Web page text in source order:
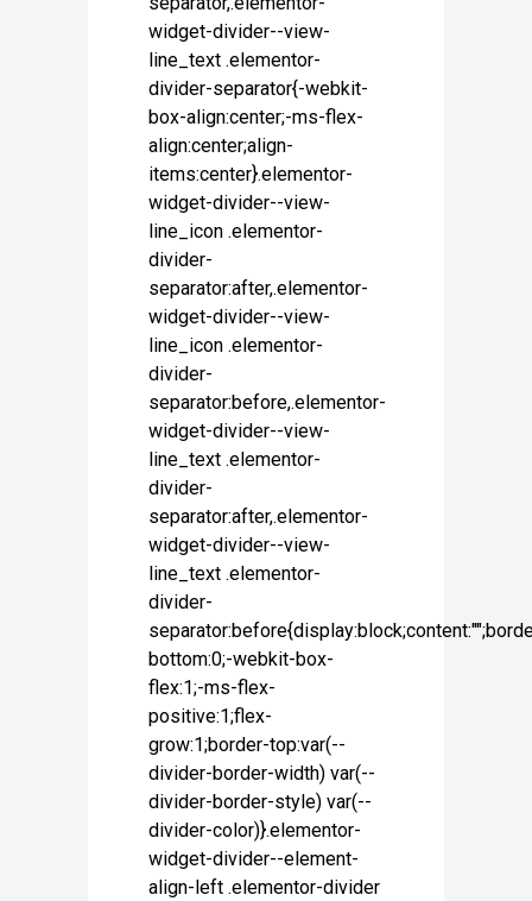
widget-divider--view-
line_text .elementor-
divider-separator{-webkit-
box-align:center;-ms-flex-
align:center;align-
items:center}.elementor-
widget-divider--view-
line_icon .elementor-
divider-
separator:after,.elementor-
widget-divider--view-
line_icon .elementor-
divider-
separator:before,.elementor-
widget-divider--view-
line_text .elementor-
divider-
separator:after,.elementor-
widget-divider--view-
line_text .elementor-
divider-
bottom:0;-webkit-box-
flex:1;-ms-flex-
positive:1;flex-
grow:1;border-top:var(--
divider-border-width) var(--
divider-border-style) var(--
divider-color)}.elementor-
widget-divider--element-
align-left .elementor-divider